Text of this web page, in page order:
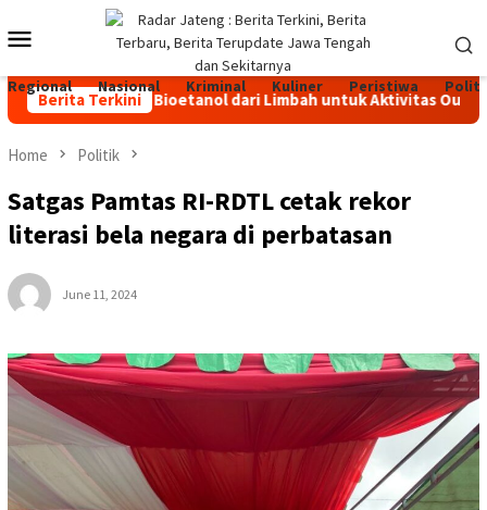
to
Mobile
Menu
Regional Nasional Kriminal Kuliner Peristiwa
Berita Terkini
Bakar Padat Bioetanol dari Limbah untuk Aktivitas Outdoor
Home Politik
Satgas Pamtas RI-RDTL cetak rekor
literasi bela negara di perbatasan
June 11, 2024